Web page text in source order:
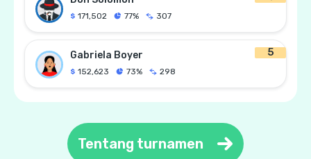
171,502 77% 307
5
Gabriela Boyer
152,623 73% 298
Tentang turnamen